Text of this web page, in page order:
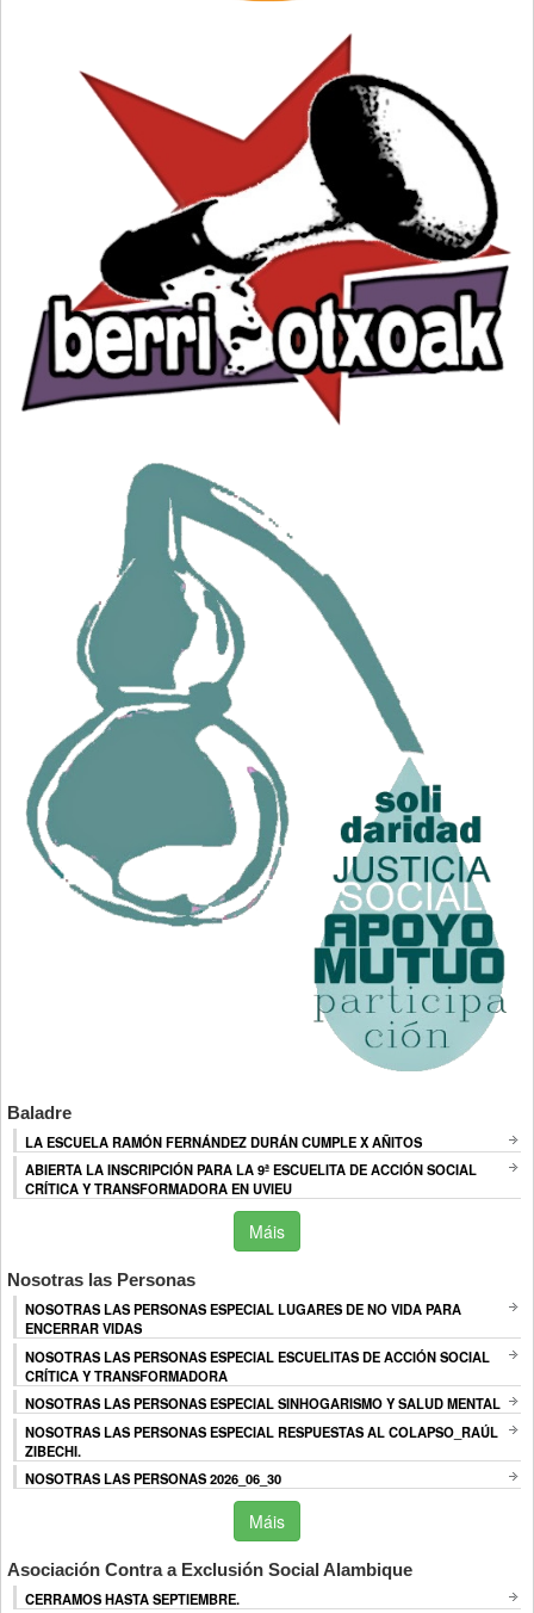
Baladre
LA ESCUELA RAMÓN FERNÁNDEZ DURÁN CUMPLE X AÑITOS
ABIERTA LA INSCRIPCIÓN PARA LA 9ª ESCUELITA DE ACCIÓN SOCIAL
CRÍTICA Y TRANSFORMADORA EN UVIEU
Máis
Nosotras las Personas
NOSOTRAS LAS PERSONAS ESPECIAL LUGARES DE NO VIDA PARA
ENCERRAR VIDAS
NOSOTRAS LAS PERSONAS ESPECIAL ESCUELITAS DE ACCIÓN SOCIAL
CRÍTICA Y TRANSFORMADORA
NOSOTRAS LAS PERSONAS ESPECIAL SINHOGARISMO Y SALUD MENTAL
NOSOTRAS LAS PERSONAS ESPECIAL RESPUESTAS AL COLAPSO_RAÚL
ZIBECHI.
NOSOTRAS LAS PERSONAS 2026_06_30
Máis
Asociación Contra a Exclusión Social Alambique
CERRAMOS HASTA SEPTIEMBRE.